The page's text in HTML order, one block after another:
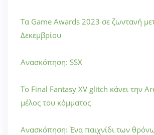
Τα Game Awards 2023 σε ζωντανή
Δεκεμβρίου
Ανασκόπηση: SSX
Το Final Fantasy XV glitch κάνει την
μέλος του κόμματος
Ανασκόπηση: Ένα παιχνίδι των